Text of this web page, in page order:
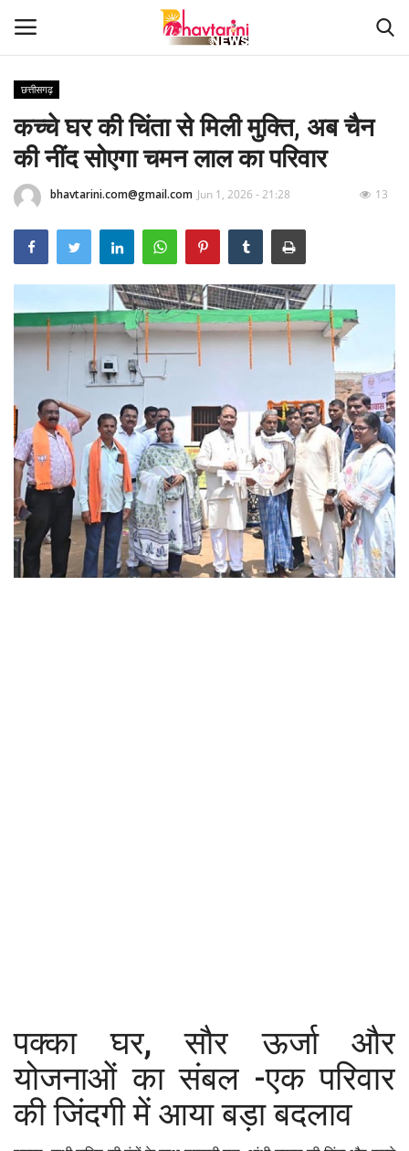
Home
संपर्क करें
हमारे बारे मेंं
देश
दुनिया
मध्य प्रदेश
छत्तीसगढ़
राजस्थान
पंजाब
बिजनेस
राशिफल
छत्तीसगढ़
कच्चे घर की चिंता से मिली मुक्ति, अब चैन
की नींद सोएगा चमन लाल का परिवार
bhavtarini.com@gmail.com Jun 1, 2026 - 21:28 13
पक्का घर, सौर ऊर्जा और
योजनाओं का संबल -एक परिवार
की जिंदगी में आया बड़ा बदलाव